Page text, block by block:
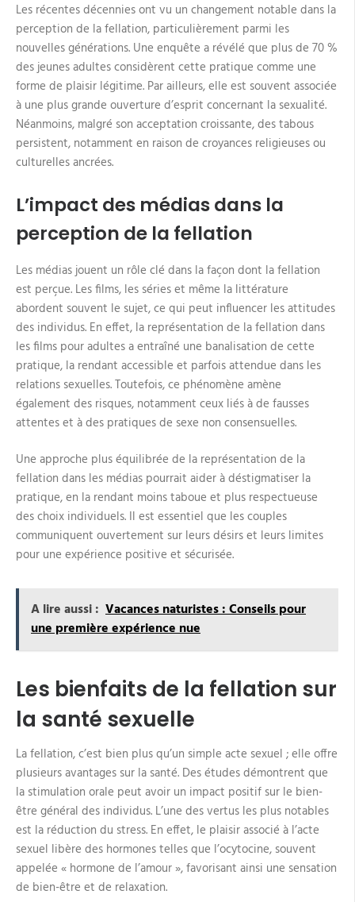
Les récentes décennies ont vu un changement notable dans la
perception de la fellation, particulièrement parmi les
nouvelles générations. Une enquête a révélé que plus de 70 %
des jeunes adultes considèrent cette pratique comme une
forme de plaisir légitime. Par ailleurs, elle est souvent associée
à une plus grande ouverture d’esprit concernant la sexualité.
Néanmoins, malgré son acceptation croissante, des tabous
persistent, notamment en raison de croyances religieuses ou
culturelles ancrées.
L’impact des médias dans la
perception de la fellation
Les médias jouent un rôle clé dans la façon dont la fellation
est perçue. Les films, les séries et même la littérature
abordent souvent le sujet, ce qui peut influencer les attitudes
des individus. En effet, la représentation de la fellation dans
les films pour adultes a entraîné une banalisation de cette
pratique, la rendant accessible et parfois attendue dans les
relations sexuelles. Toutefois, ce phénomène amène
également des risques, notamment ceux liés à de fausses
attentes et à des pratiques de sexe non consensuelles.
Une approche plus équilibrée de la représentation de la
fellation dans les médias pourrait aider à déstigmatiser la
pratique, en la rendant moins taboue et plus respectueuse
des choix individuels. Il est essentiel que les couples
communiquent ouvertement sur leurs désirs et leurs limites
pour une expérience positive et sécurisée.
A lire aussi : Vacances naturistes : Conseils pour
une première expérience nue
Les bienfaits de la fellation sur
la santé sexuelle
La fellation, c’est bien plus qu’un simple acte sexuel ; elle offre
plusieurs avantages sur la santé. Des études démontrent que
la stimulation orale peut avoir un impact positif sur le bien-
être général des individus. L’une des vertus les plus notables
est la réduction du stress. En effet, le plaisir associé à l’acte
sexuel libère des hormones telles que l’ocytocine, souvent
appelée « hormone de l’amour », favorisant ainsi une sensation
de bien-être et de relaxation.